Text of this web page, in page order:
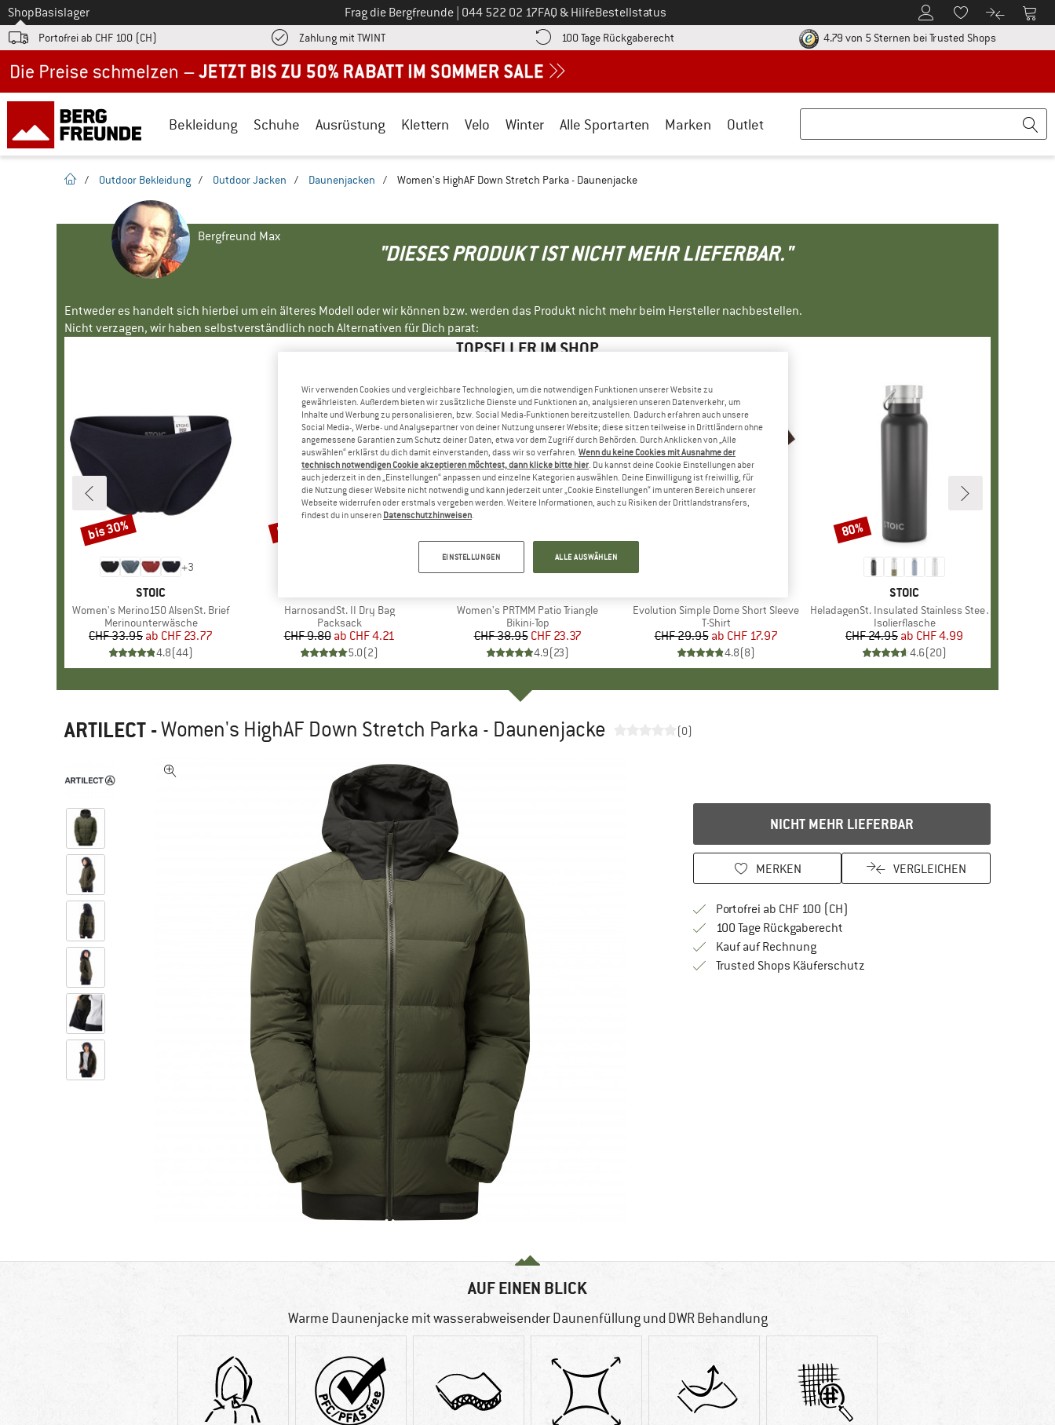
Zum
ShopBasislager Frag die Bergfreunde Ruf uns an unter
044 522 02 17FAQ & HilfeBestellstatus Zum KundenkontoZum Merkzettel.
Zum Zum
Portofrei ab CHF 100 (CH) Zahlung mit TWINTFinde die Zahlungs-Infos hier! Öffnet sich in einer Infobox
100 Tage Rückgaberecht Gehe hier zu den Rückgabe-Richtlinien Öffnet sich in einer Infobox
4.79 von 5 Sternen bei Trusted ShopsFinde alle
Bekleidung Schuhe Ausrüstung Klettern Velo Winter Alle Sportarten Marken Outlet
Startseite
/ Outdoor Bekleidung / Outdoor Jacken / Daunenjacken / Women's HighAF Down Stretch Parka - Daunenjacke
Bergfreund Max
"DIESES PRODUKT IST NICHT MEHR LIEFERBAR."
Entweder es handelt sich hierbei um ein älteres Modell oder wir können bzw. werden das Produkt nicht mehr beim Hersteller nachbestellen.
Nicht verzagen, wir haben selbstverständlich noch Alternativen für Dich parat:
TOPSELLER IM SHOP
+3
MARKE
STOIC
Artikel
Women's Merino150 AlsenSt. Brief
Produktgruppe
Merinounterwäsche
Preis
CHF 33.95 reduzierter Preis
ab CHF 23.77
4.8(44)
Rabatt
bis 30%
Artikel
HarnosandSt. II Dry Bag
Produktgruppe
Packsack
Preis
CHF 9.80 reduzierter Preis
ab CHF 4.21
5.0(2)
Rabatt
57%
Artikel
Women's PRTMM Patio Triangle
Produktgruppe
Bikini-Top
Preis
CHF 38.95reduzierter Preis
CHF 23.37
4.9(23)
Artikel
Evolution Simple Dome Short Sleeve
Produktgruppe
T-Shirt
Preis
CHF 29.95 reduzierter Preis
ab CHF 17.97
4.8(8)
MARKE
STOIC
Artikel
HeladagenSt. Insulated Stainless Steel Bottle 500
Produktgruppe
Isolierflasche
Preis
CHF 24.95 reduzierter Preis
ab CHF 4.99
4.6(20)
Rabatt
80%
ARTILECT -Women's HighAF Down Stretch Parka - Daunenjacke (0)
NICHT MEHR LIEFERBAR
MERKEN VERGLEICHEN
Portofrei ab CHF 100 (CH)
100 Tage RückgaberechtGehe hier zu den Rückgabe-Richtlinien
Kauf auf RechnungFinde die Zahlungs-Infos hier! Öffnet sich in
Trusted Shops KäuferschutzFinde alle Infos hier!
AUF EINEN BLICK
Warme Daunenjacke mit wasserabweisender Daunenfüllung und DWR Behandlung
Wir verwenden Cookies und vergleichbare Technologien, um die notwendigen Funktionen unserer Website zu
gewährleisten. Außerdem bieten wir zusätzliche Dienste und Funktionen an, analysieren unseren Datenverkehr, um
Inhalte und Werbung zu personalisieren, bzw. Social Media-Funktionen bereitzustellen. Dadurch erfahren auch unsere
Social Media-, Werbe- und Analysepartner von deiner Nutzung unserer Website; diese sitzen teilweise in Drittländern ohne
angemessene Garantien zum Schutz deiner Daten, etwa vor dem Zugriff durch Behörden. Durch Anklicken von „Alle
auswählen“ erklärst du dich damit einverstanden, dass wir so verfahren. Wenn du keine Cookies mit Ausnahme der
technisch notwendigen Cookie akzeptieren möchtest, dann klicke bitte hier. Du kannst deine Cookie Einstellungen aber
auch jederzeit in den „Einstellungen“ anpassen und einzelne Kategorien auswählen. Deine Einwilligung ist freiwillig, für
die Nutzung dieser Website nicht notwendig und kann jederzeit unter „Cookie Einstellungen“ im unteren Bereich unserer
Webseite widerrufen oder erstmals vergeben werden. Weitere Informationen, auch zu Risiken der Drittlandstransfers,
findest du in unseren Datenschutzhinweisen.
EINSTELLUNGEN ALLE AUSWÄHLEN